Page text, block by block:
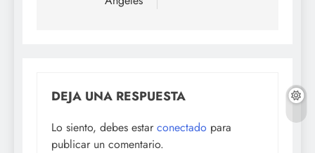
DEJA UNA RESPUESTA
Lo siento, debes estar conectado para
publicar un comentario.